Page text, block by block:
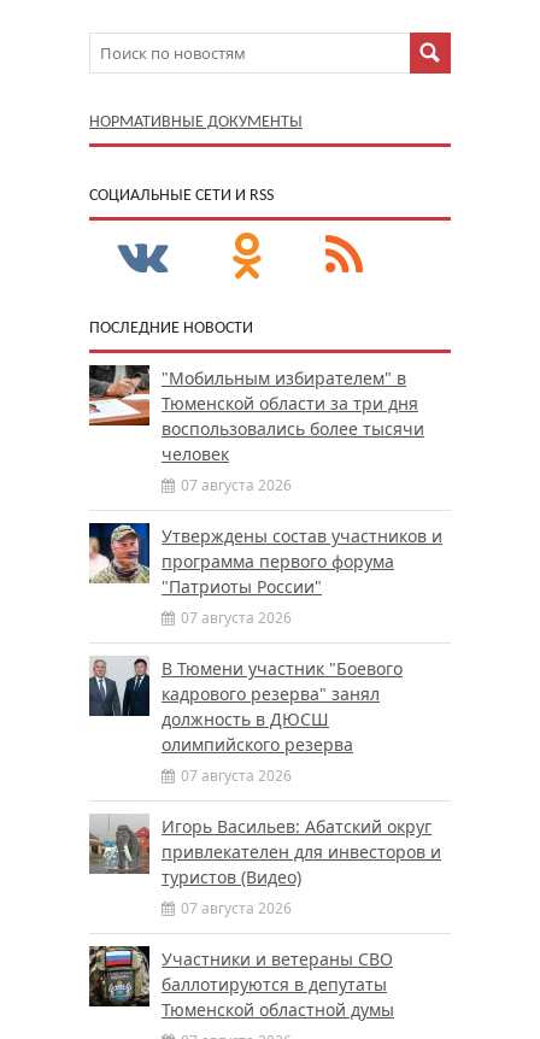
НОРМАТИВНЫЕ ДОКУМЕНТЫ
CОЦИАЛЬНЫЕ СЕТИ И RSS
ПОСЛЕДНИЕ НОВОСТИ
"Мобильным избирателем" в
Тюменской области за три дня
воспользовались более тысячи
человек
07 августа 2026
Утверждены состав участников и
программа первого форума
"Патриоты России"
07 августа 2026
В Тюмени участник "Боевого
кадрового резерва" занял
должность в ДЮСШ
олимпийского резерва
07 августа 2026
Игорь Васильев: Абатский округ
привлекателен для инвесторов и
туристов (Видео)
07 августа 2026
Участники и ветераны СВО
баллотируются в депутаты
Тюменской областной думы